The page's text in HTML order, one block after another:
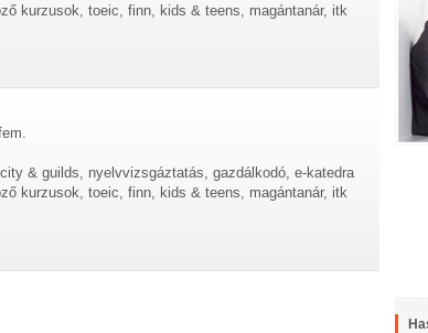
kurzusok, toeic, finn, kids & teens, magántanár, itk
& guilds, nyelvvizsgáztatás, gazdálkodó, e-katedra
kurzusok, toeic, finn, kids & teens, magántanár, itk